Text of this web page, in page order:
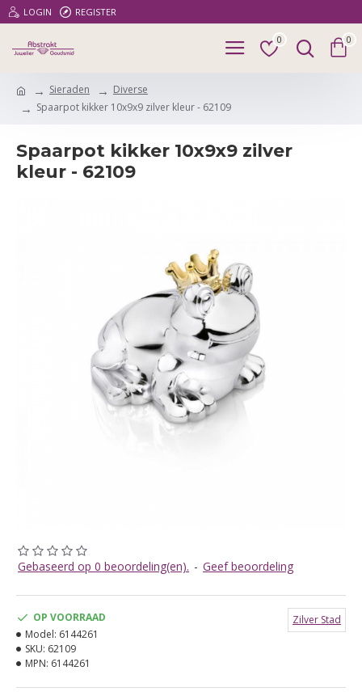
LOGIN REGISTER
0 0
Sieraden
Diverse
Spaarpot kikker 10x9x9 zilver kleur - 62109
Spaarpot kikker 10x9x9 zilver
kleur - 62109
Gebaseerd op 0 beoordeling(en). - Geef beoordeling
OP VOORRAAD
Model: 6144261
SKU: 62109
MPN: 6144261
Zilver Stad